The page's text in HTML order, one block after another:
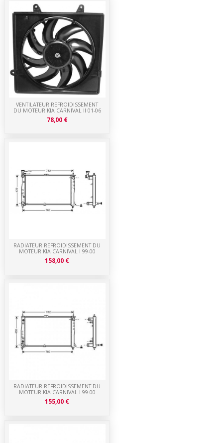
RADIATEUR REFROIDISSEMENT DU
MOTEUR KIA CARNIVAL I 99-00
155,00 €
RADIATEUR REFROIDISSEMENT DU
MOTEUR KIA CARNIVAL I 99-00
158,00 €
VENTILATEUR REFROIDISSEMENT
DU MOTEUR KIA CARNIVAL II 01-06
78,00 €